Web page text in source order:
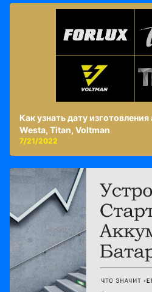
Как узнать дату
Westa, Titan, Voltman
7/21/2022